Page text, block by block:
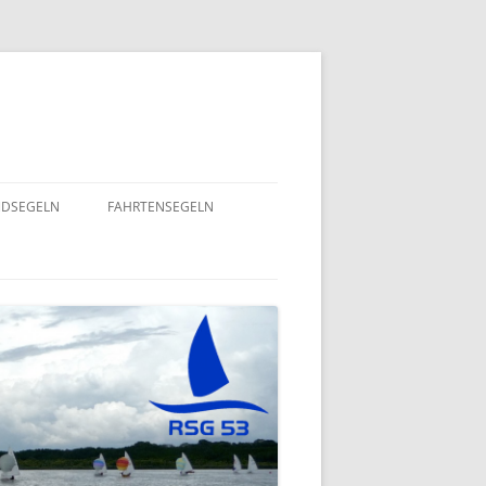
UND
– 2022
FAHRTENSEGELN
EINE HERZENSANGELEGENHEIT
VON UNSEREM SPORTSFREUND
STEFAN GOSSING!
SOMMERFLOTTILLE 2024 – „VIEL-
INSEL-TOUR“